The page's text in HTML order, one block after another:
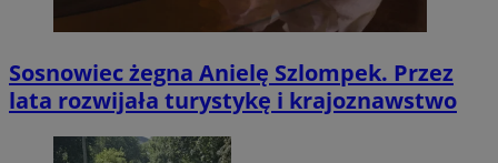
Sosnowiec żegna Anielę Szlompek. Przez
lata rozwijała turystykę i krajoznawstwo